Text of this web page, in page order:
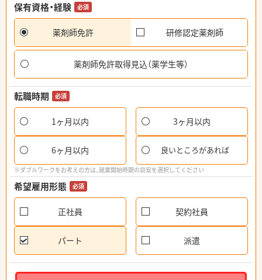
保有資格・経験
必須
薬剤師免許 研修認定薬剤師
薬剤師免許取得見込（薬学生等）
転職時期 必須
1ヶ月以内 3ヶ月以内
6ヶ月以内 良いところがあれば
※ダブルワークをお考えの方は、就業開始時期の目安を選択してください
希望雇用形態 必須
正社員 契約社員
パート 派遣